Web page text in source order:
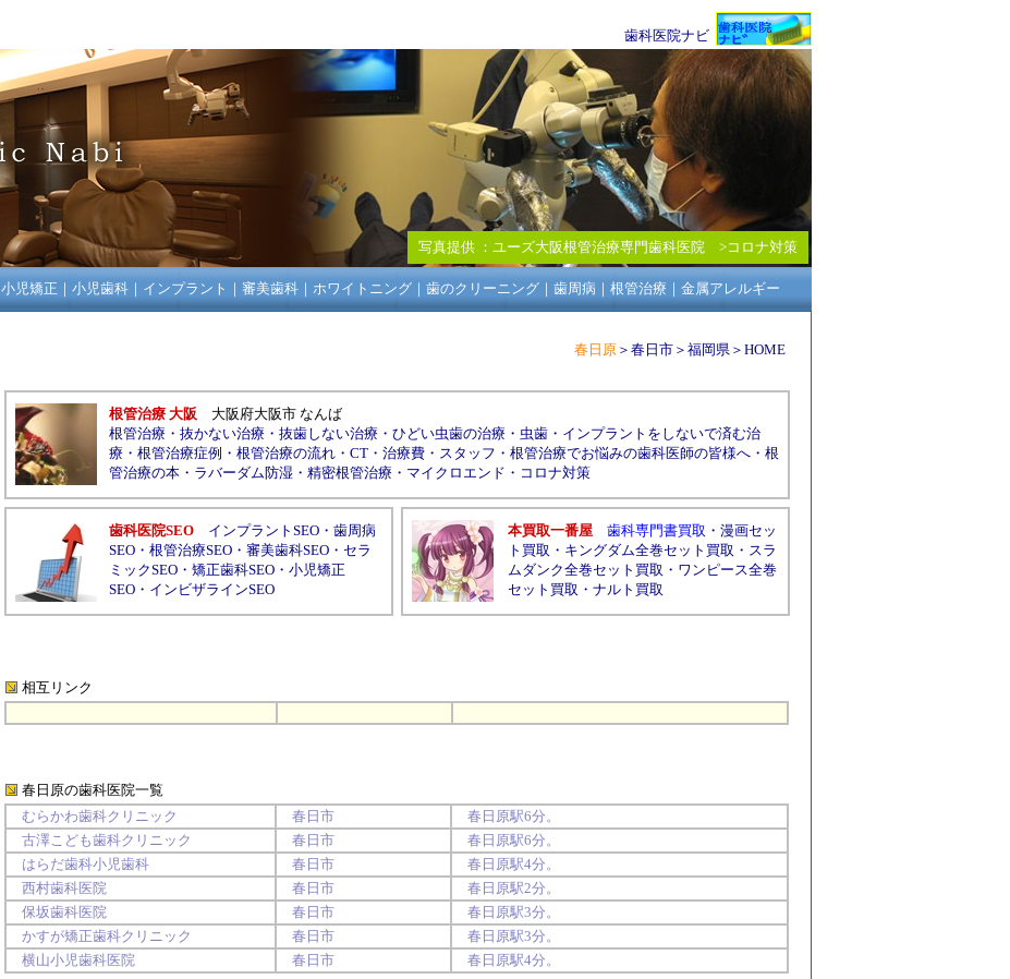
歯科医院ナビ
写真提供 ： ユーズ大阪根管治療専門歯科医院 >コロナ対策
小児矯正 ｜ 小児歯科｜ インプラント ｜ 審美歯科｜ ホワイトニング｜ 歯のクリーニング｜ 歯周病 ｜ 根管治療 ｜ 金属アレルギー
春日原 ＞ 春日市 ＞ 福岡県 ＞ HOME
根管治療 大阪
大阪府大阪市 なんば
根管治療・ 抜かない治療・ 抜歯しない治療・ ひどい虫歯の治療・ 虫歯・ インプラントをしないで済む治
療・ 根管治療症例 ・ 根管治療の流れ・ CT・ 治療費・ スタッフ ・ 根管治療でお悩みの歯科医師の皆様へ・ 根
管治療の本・ ラバーダム防湿・ 精密根管治療・ マイクロエンド ・ コロナ対策
歯科医院SEO インプラントSEO・ 歯周病
SEO・ 根管治療SEO・ 審美歯科SEO・ セラ
ミックSEO・ 矯正歯科SEO・ 小児矯正
SEO・ インビザラインSEO
本買取一番屋 歯科専門書買取 ・ 漫画セッ
ト買取 ・ キングダム全巻セット買取 ・ スラ
ムダンク全巻セット買取 ・ ワンピース全巻
セット買取 ・ ナルト買取
相互リンク
春日原の歯科医院一覧
むらかわ歯科クリニック
春日市 春日原駅6分。
古澤こども歯科クリニック
春日市 春日原駅6分。
はらだ歯科小児歯科
春日市 春日原駅4分。
西村歯科医院
春日市 春日原駅2分。
保坂歯科医院
春日市 春日原駅3分。
かすが矯正歯科クリニック
春日市 春日原駅3分。
横山小児歯科医院
春日市 春日原駅4分。